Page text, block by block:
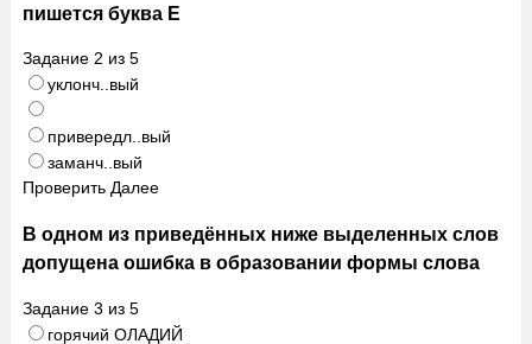
пишется буква Е
Задание 2 из 5
уклонч..вый
привередл..вый
заманч..вый
Проверить Далее
В одном из приведённых ниже выделенных слов
допущена ошибка в образовании формы слова
Задание 3 из 5
горячий ОЛАДИЙ